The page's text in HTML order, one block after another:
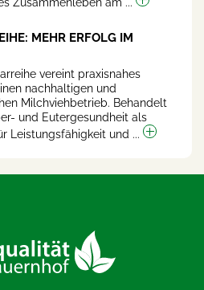
Zusammenleben am ...
MEHR ERFOLG IM
vereint praxisnahes
nachhaltigen und
Milchviehbetrieb. Behandelt
und Eutergesundheit als
Leistungsfähigkeit und ...